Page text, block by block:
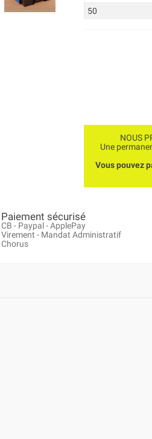
50
NOUS
Une
Vous pouvez
Paiement sécurisé
CB - Paypal - ApplePay
Virement - Mandat Administratif
Chorus